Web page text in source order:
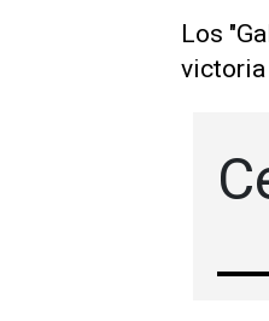
Los
victoria